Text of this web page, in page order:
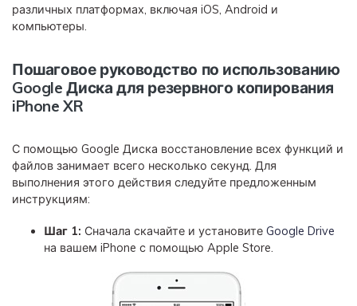
различных платформах, включая iOS, Android и
компьютеры.
Пошаговое руководство по использованию
Google Диска для резервного копирования
iPhone XR
С помощью Google Диска восстановление всех функций и
файлов занимает всего несколько секунд. Для
выполнения этого действия следуйте предложенным
инструкциям:
Шаг 1: Сначала скачайте и установите Google Drive
на вашем iPhone с помощью Apple Store.